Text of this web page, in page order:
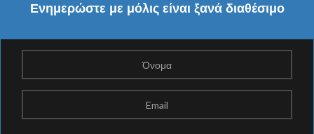
Ενημερώστε με μόλις είναι ξανά διαθέσιμο